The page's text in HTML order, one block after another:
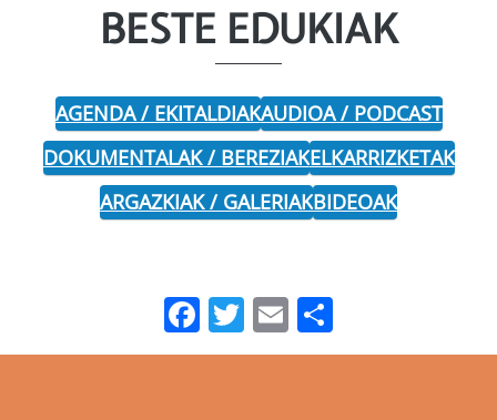
BESTE EDUKIAK
AGENDA / EKITALDIAKAUDIOA / PODCAST
DOKUMENTALAK / BEREZIAKELKARRIZKETAK
ARGAZKIAK / GALERIAKBIDEOAK
Facebook
Twitter
Email